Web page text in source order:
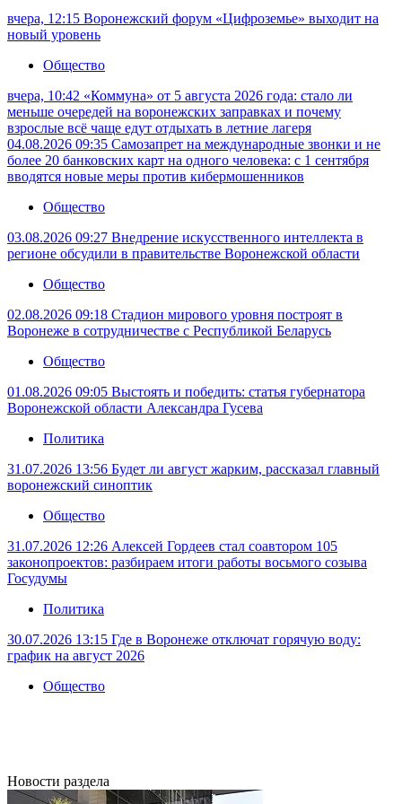
вчера, 12:15 Воронежский форум «Цифроземье» выходит на
новый уровень
Общество
вчера, 10:42 «Коммуна» от 5 августа 2026 года: стало ли
меньше очередей на воронежских заправках и почему
взрослые всё чаще едут отдыхать в летние лагеря
04.08.2026 09:35 Самозапрет на международные звонки и не
более 20 банковских карт на одного человека: с 1 сентября
вводятся новые меры против кибермошенников
Общество
03.08.2026 09:27 Внедрение искусственного интеллекта в
регионе обсудили в правительстве Воронежской области
Общество
02.08.2026 09:18 Стадион мирового уровня построят в
Воронеже в сотрудничестве с Республикой Беларусь
Общество
01.08.2026 09:05 Выстоять и победить: статья губернатора
Воронежской области Александра Гусева
Политика
31.07.2026 13:56 Будет ли август жарким, рассказал главный
воронежский синоптик
Общество
31.07.2026 12:26 Алексей Гордеев стал соавтором 105
законопроектов: разбираем итоги работы восьмого созыва
Госудумы
Политика
30.07.2026 13:15 Где в Воронеже отключат горячую воду:
график на август 2026
Общество
Новости раздела